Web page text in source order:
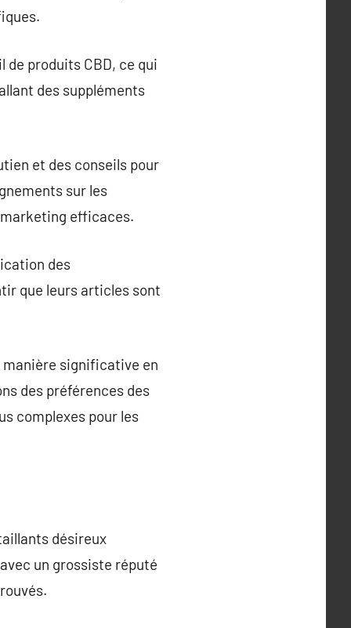
produits CBD, ce qui
des suppléments
et des conseils pour
sur les
efficaces.
des
que leurs articles sont
manière significative en
des préférences des
complexes pour les
désireux
un grossiste réputé